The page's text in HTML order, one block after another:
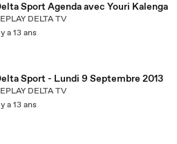
Sport Agenda avec Youri Kalenga
DELTA TV
a 13 ans
Sport - Lundi 9 Septembre 2013
DELTA TV
a 13 ans